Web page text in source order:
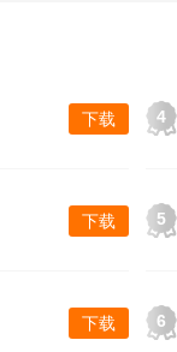
下载
下载
下载
4
5
6